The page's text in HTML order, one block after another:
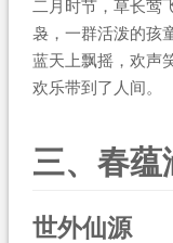
二月时节，草长莺
袅，一群活泼的孩
蓝天上飘摇，欢声
欢乐带到了人间。
三、春蕴
世外仙源